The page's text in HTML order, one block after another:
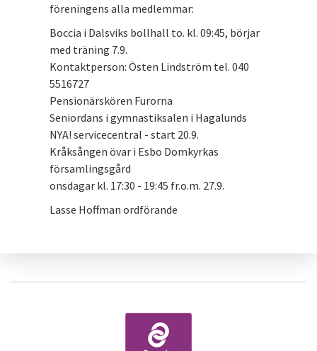
föreningens alla medlemmar:
Boccia i Dalsviks bollhall to. kl. 09:45, börjar
med träning 7.9.
Kontaktperson: Östen Lindström tel. 040
5516727
Pensionärskören Furorna
Seniordans i gymnastiksalen i Hagalunds
NYA! servicecentral - start 20.9.
Kråksången övar i Esbo Domkyrkas
församlingsgård
onsdagar kl. 17:30 - 19:45 fr.o.m. 27.9.
Lasse Hoffman ordförande